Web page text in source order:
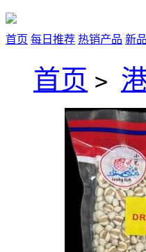
首页 每日推荐 热销产品 新
首页 >